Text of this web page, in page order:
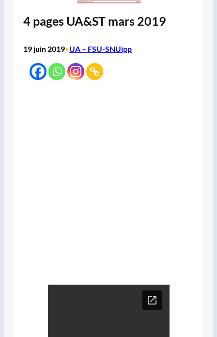
4 pages UA&ST mars 2019
19 juin 2019•UA – FSU-SNUipp